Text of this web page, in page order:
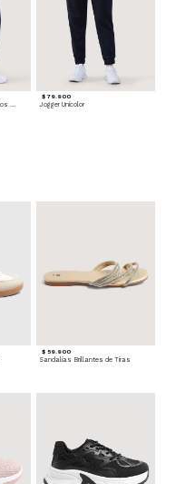
Pantalón Jogger con Bolsillos Cargo
$ 79.900
Jogger Unicolor
$ 59.900
Sandalias Brillantes de Tiras